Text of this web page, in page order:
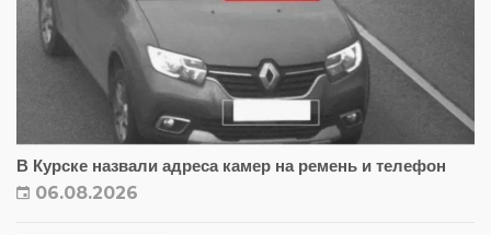
В Курске назвали адреса камер на ремень и телефон
06.08.2026